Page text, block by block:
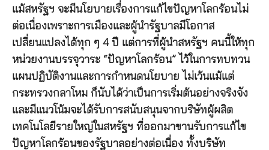
แม้สหรัฐฯ จะมีนโยบายเรื่องการแก้ไขปัญหาโลกร้อนไม่
ต่อเนื่องเพราะการเมืองและผู้นำรัฐบาลมีโอกาส
เปลี่ยนแปลงได้ทุก ๆ 4 ปี แต่การที่ผู้นำสหรัฐฯ คนนี้ให้ทุก
หน่วยงานบรรจุวาระ “ปัญหาโลกร้อน” ไว้ในการทบทวน
แผนปฏิบัติงานและการกำหนดนโยบาย ไม่เว้นแม้แต่
กระทรวงกลาโหม ก็นับได้ว่าเป็นการเริ่มต้นอย่างจริงจัง
และมีแนวโน้มจะได้รับการสนับสนุนจากบริษัทผู้ผลิต
เทคโนโลยีรายใหญ่ในสหรัฐฯ ที่ออกมาขานรับการแก้ไข
ปัญหาโลกร้อนของรัฐบาลอย่างต่อเนื่อง ทั้งบริษัท